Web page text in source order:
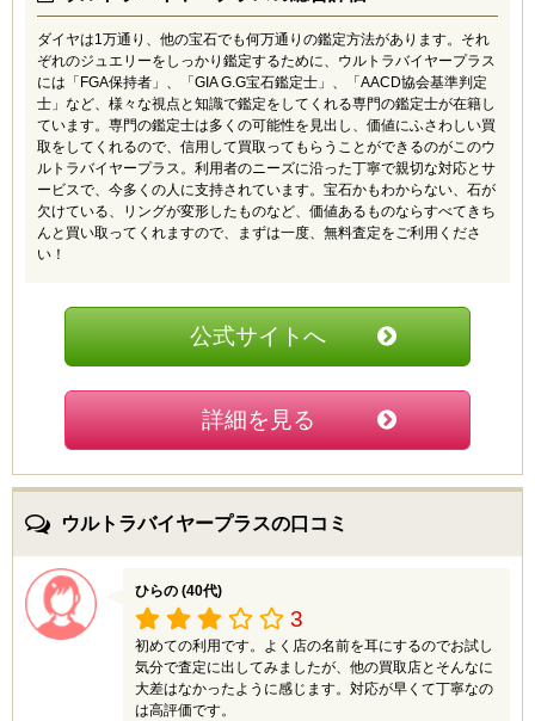
ことになり、良いジュエリーは売れたのですが、型落ち
困っているときに、同業者からゴールドプラザを教えて
もらいました。ゴールドプラザでは型落ちしたものでも
大口で買取してもらえるという事でお願いしました。買
取もスムーズに進み、型落ちの割にはいい値段をつけて
頂いたので、感謝しています。もう自分が使うことはあ
りませんが、お困りの方にはオススメしたいです。
50 (40代)
らないかと調べていると壊れた宝石でも買取ってくれる
というゴールドプラザにたどり着きました。サイトでみ
た買取金額には及びませんでしたがそれでもずっとしま
っておくよりはいい値段をつけて頂けたので得した気持
ちになりました。
ダイヤは1万通り、他の宝石でも何万通りの鑑定方法があります。それ
ぞれのジュエリーをしっかり鑑定するために、ウルトラバイヤープラス
には「FGA保持者」、「GIA G.G宝石鑑定士」、「AACD協会基準判定
士」など、様々な視点と知識で鑑定をしてくれる専門の鑑定士が在籍し
ています。専門の鑑定士は多くの可能性を見出し、価値にふさわしい買
取をしてくれるので、信用して買取ってもらうことができるのがこのウ
ルトラバイヤープラス。利用者のニーズに沿った丁寧で親切な対応とサ
ービスで、今多くの人に支持されています。宝石かもわからない、石が
欠けている、リングが変形したものなど、価値あるものならすべてきち
んと買い取ってくれますので、まずは一度、無料査定をご利用くださ
い！
公式サイトへ
詳細を見る
ウルトラバイヤープラスの口コミ
ひらの (40代)
3
初めての利用です。よく店の名前を耳にするのでお試し
気分で査定に出してみましたが、他の買取店とそんなに
大差はなかったように感じます。対応が早くて丁寧なの
は高評価です。